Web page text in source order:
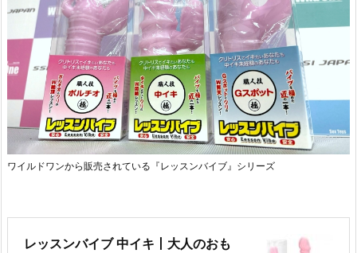
ワイルドワンから販売されている『レッスンバイブ』シリーズ
レッスンバイブ 中イキ丨大人のおも